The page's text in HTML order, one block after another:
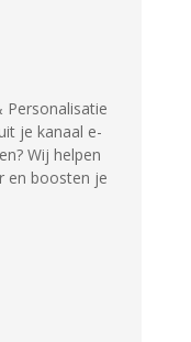
je kanaal e-
Wij helpen
en boosten je